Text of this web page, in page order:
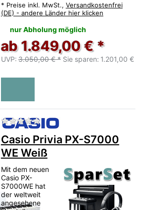
* Preise inkl. MwSt., Versandkostenfrei
(DE) - andere Länder hier klicken
nur Abholung möglich
ab 1.849,00 € *
UVP: 3.050,00 € * Sie sparen: 1.201,00 €
Zu diesem Produkt liegen
Casio Privia PX-S7000
WE Weiß
Mit dem neuen
Casio PX-
S7000WE hat
der weltweit
angesehene